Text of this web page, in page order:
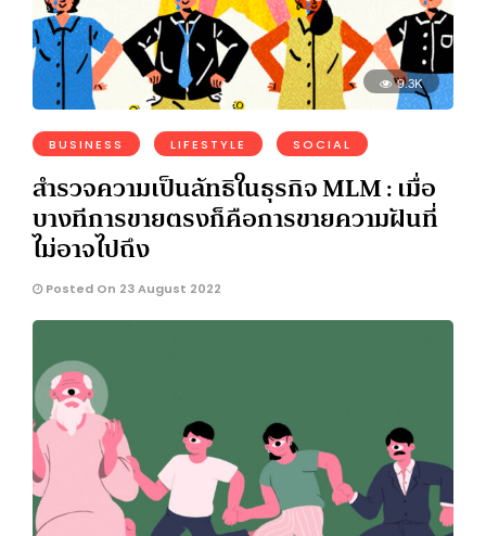
9.3K
BUSINESS LIFESTYLE SOCIAL
สำรวจความเป็นลัทธิในธุรกิจ MLM : เมื่อ
บางทีการขายตรงก็คือการขายความฝันที่
ไม่อาจไปถึง
Posted On 23 August 2022